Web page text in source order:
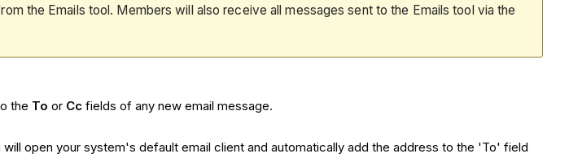
the Emails tool. Members will also receive all messages sent to the Emails tool via the
the To or Cc fields of any new email message.
open your system's default email client and automatically add the address to the 'To' field